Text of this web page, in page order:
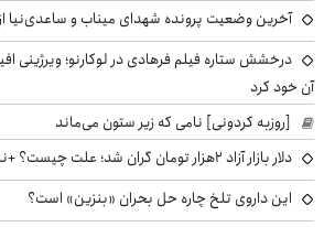
آخرین وضعیت پرونده شهدای میناب و ساعدی‌نیا
درخشش ستاره فیلم فرهادی در لوکارنو؛ ویرژینی
آن خود کرد
[روزبه کردونی] نامی که زیر ستون می‌ماند
دلار بازار آزاد ۲هزار تومان گران شد؛ علت چیست؟ +نرخ امروز ۱۷ مرداد
این داروی تلخ چاره حل بحران «بنزین» است؟